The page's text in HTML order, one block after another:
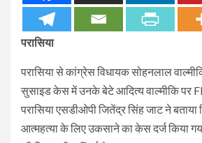
परासिया
परासिया से कांग्रेस विधायक सोहनलाल
सुसाइड केस में उनके बेटे आदित्य वाल्मीकि पर
परासिया एसडीओपी जितेंद्र सिंह जाट ने
आत्महत्या के लिए उकसाने का केस दर्ज किया